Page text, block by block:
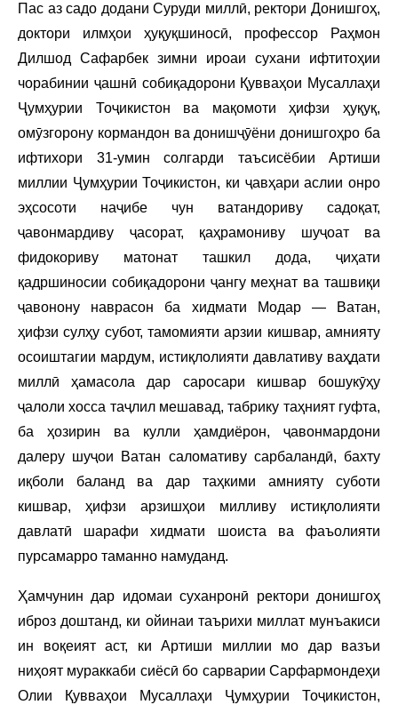
Пас аз садо додани Суруди миллӣ, ректори Донишгоҳ,
доктори илмҳои ҳуқуқшиносӣ, профессор Раҳмон
Дилшод Сафарбек зимни ироаи сухани ифтитоҳии
чорабинии ҷашнӣ собиқадорони Қувваҳои Мусаллаҳи
Ҷумҳурии Тоҷикистон ва мақомоти ҳифзи ҳуқуқ,
омӯзгорону кормандон ва донишҷӯёни донишгоҳро ба
ифтихори 31-умин солгарди таъсисёбии Артиши
миллии Ҷумҳурии Тоҷикистон, ки ҷавҳари аслии онро
эҳсосоти наҷибе чун ватандориву садоқат,
ҷавонмардиву ҷасорат, қаҳрамониву шуҷоат ва
фидокориву матонат ташкил дода, ҷиҳати
қадршиносии собиқадорони ҷангу меҳнат ва ташвиқи
ҷавонону наврасон ба хидмати Модар — Ватан,
ҳифзи сулҳу субот, тамомияти арзии кишвар, амнияту
осоиштагии мардум, истиқлолияти давлативу ваҳдати
миллӣ ҳамасола дар саросари кишвар бошукӯҳу
ҷалоли хосса таҷлил мешавад, табрику таҳният гуфта,
ба ҳозирин ва кулли ҳамдиёрон, ҷавонмардони
далеру шуҷои Ватан саломативу сарбаландӣ, бахту
иқболи баланд ва дар таҳкими амнияту суботи
кишвар, ҳифзи арзишҳои милливу истиқлолияти
давлатӣ шарафи хидмати шоиста ва фаъолияти
пурсамарро таманно намуданд.
Ҳамчунин дар идомаи суханронӣ ректори донишгоҳ
иброз доштанд, ки ойинаи таърихи миллат мунъакиси
ин воқеият аст, ки Артиши миллии мо дар вазъи
ниҳоят мураккаби сиёсӣ бо сарварии Сарфармондеҳи
Олии Қувваҳои Мусаллаҳи Ҷумҳурии Тоҷикистон,